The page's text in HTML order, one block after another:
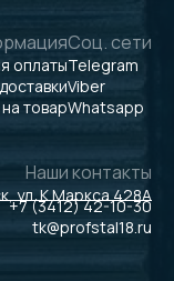
оплаты
товар
Соц. сети
Telegram
Viber
Whatsapp
Наши контакты
ул. К.Маркса 428А
+7 (3412) 42-10-30
tk@profstal18.ru